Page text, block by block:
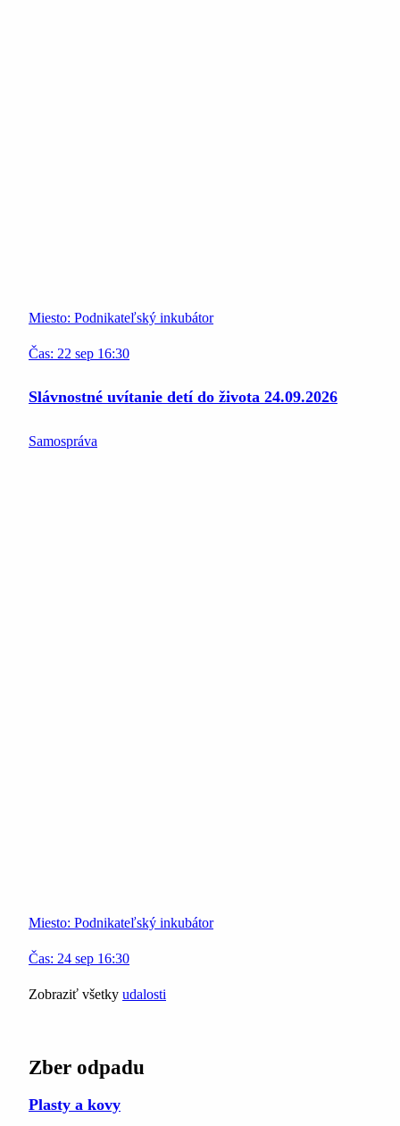
Miesto: Podnikateľský inkubátor
Čas: 22 sep 16:30
Slávnostné uvítanie detí do života 24.09.2026
Samospráva
Miesto: Podnikateľský inkubátor
Čas: 24 sep 16:30
Zobraziť všetky udalosti
Zber odpadu
Plasty a kovy